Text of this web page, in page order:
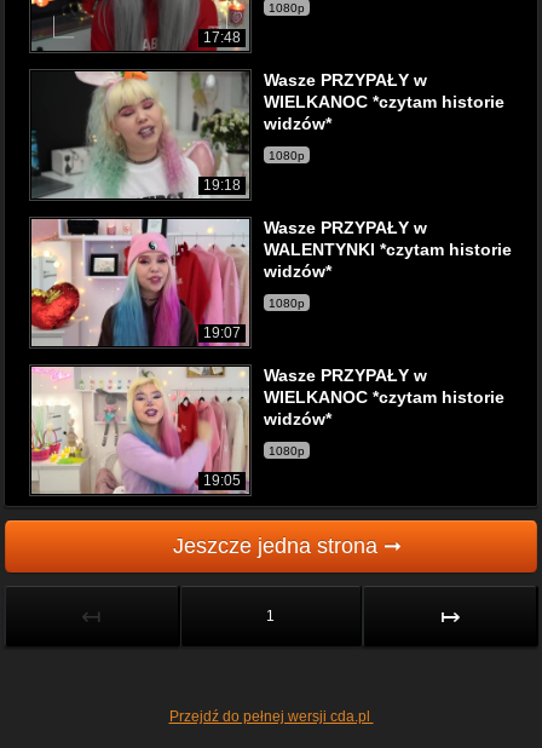
17:48
1080p
19:18
Wasze PRZYPAŁY w
WIELKANOC *czytam historie
widzów*
1080p
19:07
Wasze PRZYPAŁY w
WALENTYNKI *czytam historie
widzów*
1080p
19:05
Wasze PRZYPAŁY w
WIELKANOC *czytam historie
widzów*
1080p
Jeszcze jedna strona ➞
↤ 1 ↦
Przejdź do pełnej wersji cda.pl